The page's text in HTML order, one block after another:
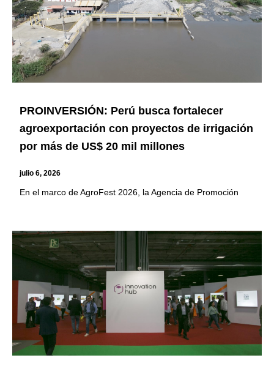
PROINVERSIÓN: Perú busca fortalecer
agroexportación con proyectos de irrigación
por más de US$ 20 mil millones
julio 6, 2026
En el marco de AgroFest 2026, la Agencia de Promoción